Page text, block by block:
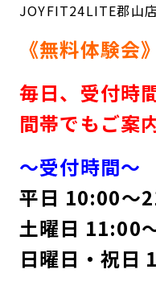
アクセス
よくあるご質問
入会するトップ
Appで入会手続き料金・サー
入会を悩まれている方へト
見学・体験
入会方法
JOYFIT総合トップ
JOYFIT24
JOYFIT+
JOYFIT24LITE郡山
《無料体験会
毎日、受付時
間帯でもご案
〜受付時間〜
平日 10:00〜
土曜日 11:00
日曜日・祝日